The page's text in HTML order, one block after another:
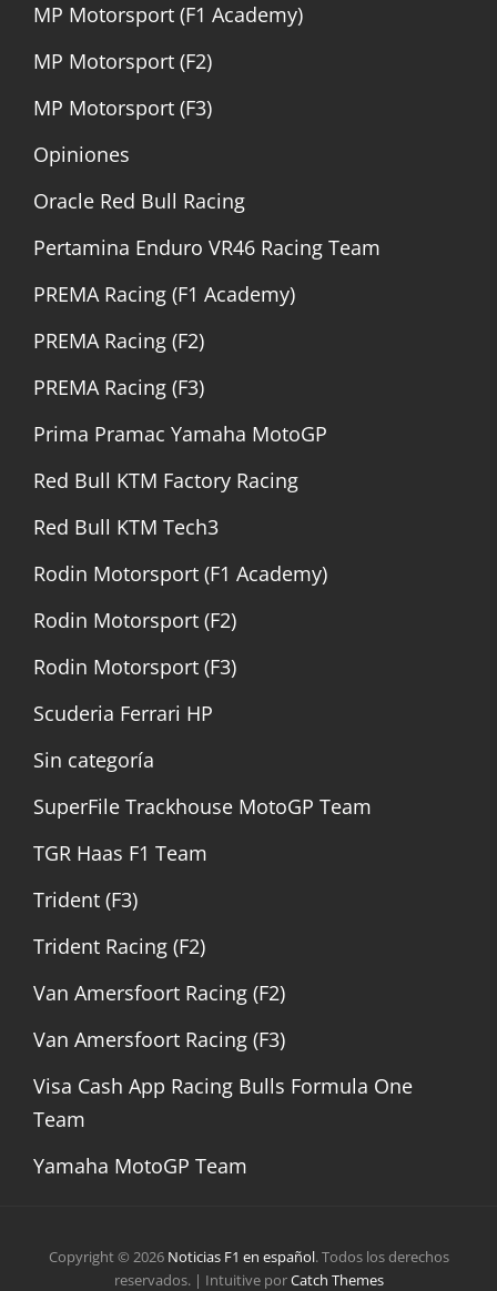
MP Motorsport (F1 Academy)
MP Motorsport (F2)
MP Motorsport (F3)
Opiniones
Oracle Red Bull Racing
Pertamina Enduro VR46 Racing Team
PREMA Racing (F1 Academy)
PREMA Racing (F2)
PREMA Racing (F3)
Prima Pramac Yamaha MotoGP
Red Bull KTM Factory Racing
Red Bull KTM Tech3
Rodin Motorsport (F1 Academy)
Rodin Motorsport (F2)
Rodin Motorsport (F3)
Scuderia Ferrari HP
Sin categoría
SuperFile Trackhouse MotoGP Team
TGR Haas F1 Team
Trident (F3)
Trident Racing (F2)
Van Amersfoort Racing (F2)
Van Amersfoort Racing (F3)
Visa Cash App Racing Bulls Formula One
Team
Yamaha MotoGP Team
Copyright © 2026 Noticias F1 en español. Todos los derechos
reservados. | Intuitive porCatch Themes